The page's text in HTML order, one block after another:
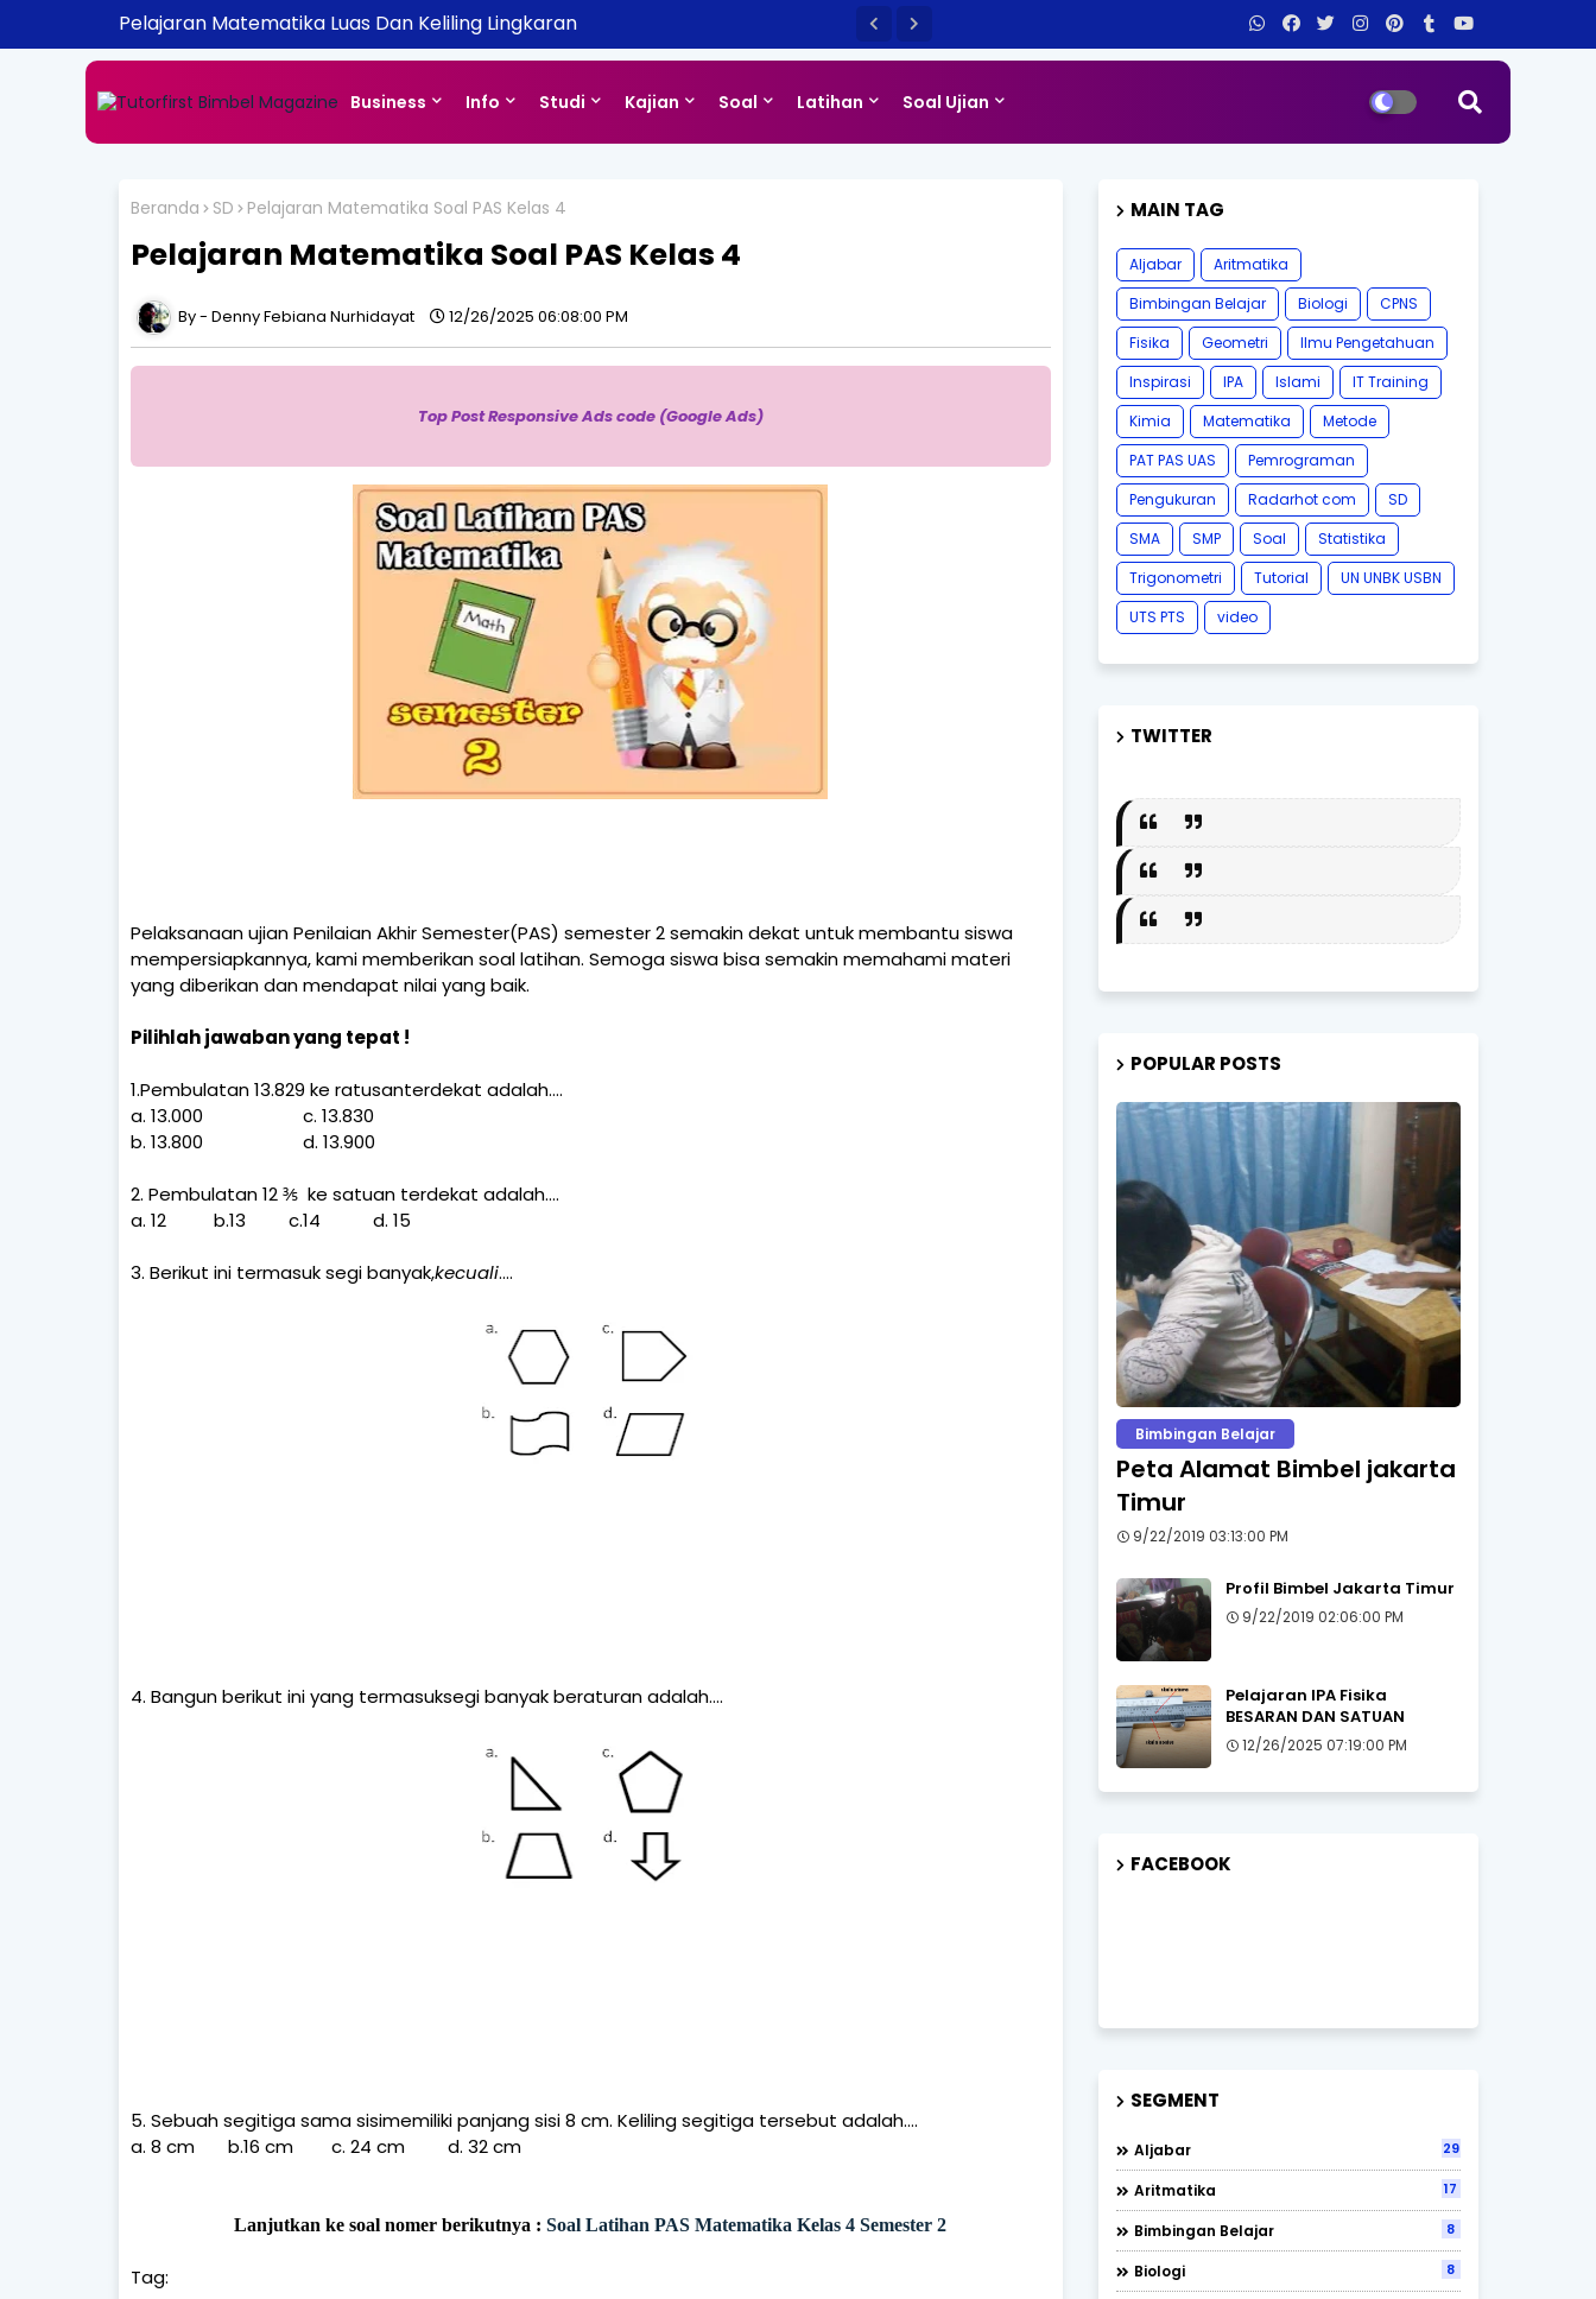
Pelajaran Matematika Luas Dan Keliling Lingkaran
Business Info Studi Kajian Soal Latihan Soal Ujian
Beranda SD Pelajaran Matematika Soal PAS Kelas 4
Pelajaran Matematika Soal PAS Kelas 4
Denny Febiana Nurhidayat 12/26/2025 06:08:00 PM
Top Post Responsive Ads code (Google Ads)
Pelaksanaan ujian Penilaian Akhir Semester(PAS) semester 2 semakin dekat untuk membantu siswa
mempersiapkannya, kami memberikan soal latihan. Semoga siswa bisa semakin memahami materi
yang diberikan dan mendapat nilai yang baik.
Pilihlah jawaban yang tepat !
1.Pembulatan 13.829 ke ratusanterdekat adalah….
a. 13.000
c. 13.830
b. 13.800
d. 13.900
2. Pembulatan 12 ⅗ ke satuan terdekat adalah….
a. 12
b.13 c.14 d. 15
3. Berikut ini termasuk segi banyak,kecuali….
4. Bangun berikut ini yang termasuksegi banyak beraturan adalah….
5. Sebuah segitiga sama sisimemiliki panjang sisi 8 cm. Keliling segitiga tersebut adalah….
a. 8 cm
b.16 cm c. 24 cm d. 32 cm
Lanjutkan ke soal nomer berikutnya : Soal Latihan PAS Matematika Kelas 4 Semester 2
Tag:
MAIN TAG
Aljabar
Aritmatika
Bimbingan Belajar
Biologi
CPNS
Fisika
Geometri
Ilmu Pengetahuan
Inspirasi
IPA Islami
IT Training
Kimia
Matematika
Metode
PAT PAS UAS
Pemrograman
Pengukuran
Radarhot com
SD
SMA
SMP Soal
Statistika
Trigonometri
Tutorial
UN UNBK USBN
UTS PTS
video
TWITTER
POPULAR POSTS
Bimbingan Belajar
Peta Alamat Bimbel jakarta
Timur
9/22/2019 03:13:00 PM
Profil Bimbel Jakarta Timur
9/22/2019 02:06:00 PM
Pelajaran IPA Fisika
BESARAN DAN SATUAN
12/26/2025 07:19:00 PM
FACEBOOK
SEGMENT
Aljabar 29
Aritmatika 17
Bimbingan Belajar 8
Biologi 8